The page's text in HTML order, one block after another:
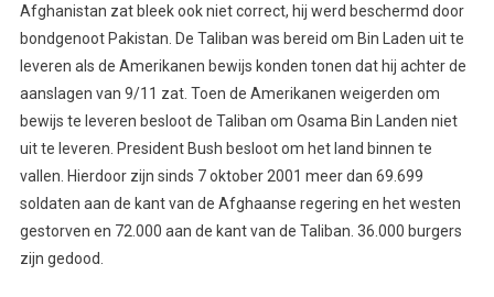
Afghanistan zat bleek ook niet correct, hij werd beschermd door
bondgenoot Pakistan. De Taliban was bereid om Bin Laden uit te
leveren als de Amerikanen bewijs konden tonen dat hij achter de
aanslagen van 9/11 zat. Toen de Amerikanen weigerden om
bewijs te leveren besloot de Taliban om Osama Bin Landen niet
uit te leveren. President Bush besloot om het land binnen te
vallen. Hierdoor zijn sinds 7 oktober 2001 meer dan 69.699
soldaten aan de kant van de Afghaanse regering en het westen
gestorven en 72.000 aan de kant van de Taliban. 36.000 burgers
zijn gedood.